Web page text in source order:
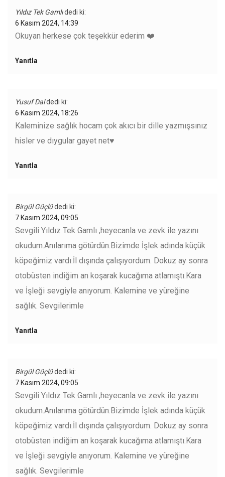
Yıldız Tek Gamlıdedi ki:
6 Kasım 2024, 14:39
Okuyan herkese çok teşekkür ederim ❤️
Yanıtla
Yusuf Daldedi ki:
6 Kasım 2024, 18:26
Kaleminize sağlık hocam çok akıcı bir dille yazmışsınız
hisler ve dıygular gayet net♥️
Yanıtla
Birgül Güçlüdedi ki:
7 Kasım 2024, 09:05
Sevgili Yıldız Tek Gamlı ,heyecanla ve zevk ile yazını
okudum.Anılarıma götürdün.Bizimde İşlek adında küçük
köpeğimiz vardı.İl dışında çalışıyordum. Dokuz ay sonra
otobüsten indiğim an koşarak kucağıma atlamıştı.Kara
ve İşleği sevgiyle anıyorum. Kalemine ve yüreğine
sağlık. Sevgilerimle
Yanıtla
Birgül Güçlüdedi ki:
7 Kasım 2024, 09:05
Sevgili Yıldız Tek Gamlı ,heyecanla ve zevk ile yazını
okudum.Anılarıma götürdün.Bizimde İşlek adında küçük
köpeğimiz vardı.İl dışında çalışıyordum. Dokuz ay sonra
otobüsten indiğim an koşarak kucağıma atlamıştı.Kara
ve İşleği sevgiyle anıyorum. Kalemine ve yüreğine
sağlık. Sevgilerimle